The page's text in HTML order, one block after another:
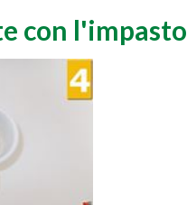
con l'impasto